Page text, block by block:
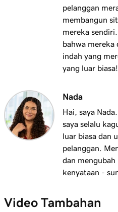
Pelajaran 14 (dari 25)
Menghubungkan
Situs pemasaran saya
Pelajaran 15 (dari 25)
Hubungkan domain Anda
Pelajaran 16 (dari 25)
Haruskah saya
atau 302?
Pelajaran 17 (dari 25)
Teruskan domain saya
Haruskah Anda
atau penerusan dengan
pelanggan
membangun
mereka
bahwa mereka
indah yang
yang luar biasa!
Nada
Hai, saya
saya selalu
luar biasa dan
pelanggan.
dan
kenyataan -
Video Tambahan